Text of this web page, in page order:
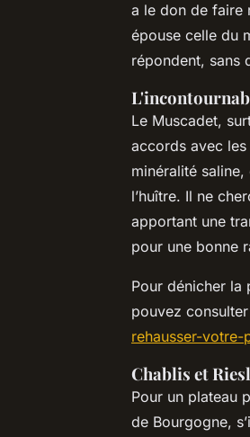
a le don de faire
épouse celle du
répondent, sans
Le Muscadet,
accords avec
minéralité
l’huître. Il ne
apportant une
pour une bonne
Pour dénicher la
pouvez
rehausser-
Chablis et
Pour un plateau
de Bourgogne,